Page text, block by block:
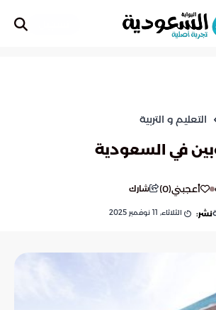
التعليم و التربية
في السعودية
أعجبني(
0
) شارك
نشر: الثلاثاء, 11 نوفمبر 2025